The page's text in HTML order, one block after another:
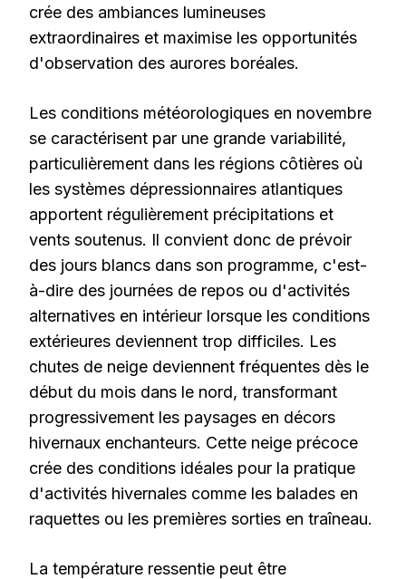
crée des ambiances lumineuses
extraordinaires et maximise les opportunités
d'observation des aurores boréales.
Les conditions météorologiques en novembre
se caractérisent par une grande variabilité,
particulièrement dans les régions côtières où
les systèmes dépressionnaires atlantiques
apportent régulièrement précipitations et
vents soutenus. Il convient donc de prévoir
des jours blancs dans son programme, c'est-
à-dire des journées de repos ou d'activités
alternatives en intérieur lorsque les conditions
extérieures deviennent trop difficiles. Les
chutes de neige deviennent fréquentes dès le
début du mois dans le nord, transformant
progressivement les paysages en décors
hivernaux enchanteurs. Cette neige précoce
crée des conditions idéales pour la pratique
d'activités hivernales comme les balades en
raquettes ou les premières sorties en traîneau.
La température ressentie peut être